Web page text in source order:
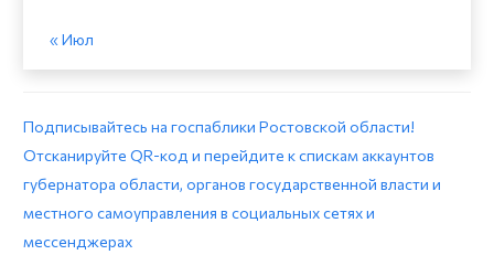
« Июл
Подписывайтесь на госпаблики Ростовской области!
Отсканируйте QR-код и перейдите к спискам аккаунтов
губернатора области, органов государственной власти и
местного самоуправления в социальных сетях и
мессенджерах